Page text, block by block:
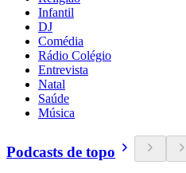
Infantil
DJ
Comédia
Rádio Colégio
Entrevista
Natal
Saúde
Música
Podcasts de topo